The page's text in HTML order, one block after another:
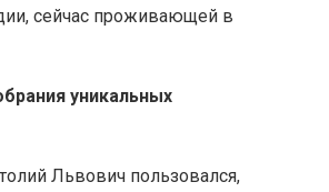
сейчас проживающей в
уникальных
Львович пользовался,